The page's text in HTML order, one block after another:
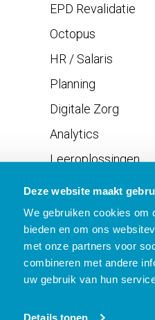
Deze website maakt
We gebruiken cookies om
bieden en om ons
met onze partners voor
combineren met andere
uw gebruik van hun
Details tonen
EPD Revalidatie
Octopus
HR / Salaris
Planning
Digitale Zorg
Analytics
Leeroplossingen
Vrijwilligersportaal
Meld je aan voor SDB